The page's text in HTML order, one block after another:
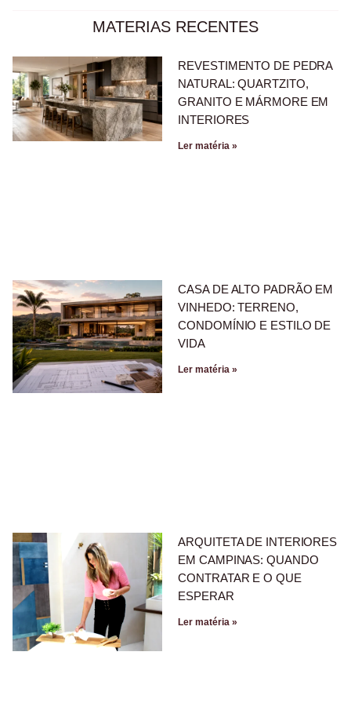
MATERIAS RECENTES
REVESTIMENTO DE PEDRA
NATURAL: QUARTZITO,
GRANITO E MÁRMORE EM
INTERIORES
Ler matéria »
CASA DE ALTO PADRÃO EM
VINHEDO: TERRENO,
CONDOMÍNIO E ESTILO DE
VIDA
Ler matéria »
ARQUITETA DE INTERIORES
EM CAMPINAS: QUANDO
CONTRATAR E O QUE
ESPERAR
Ler matéria »